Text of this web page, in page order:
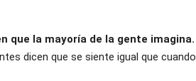
que la mayoría de la gente imagina.
dicen que se siente igual que